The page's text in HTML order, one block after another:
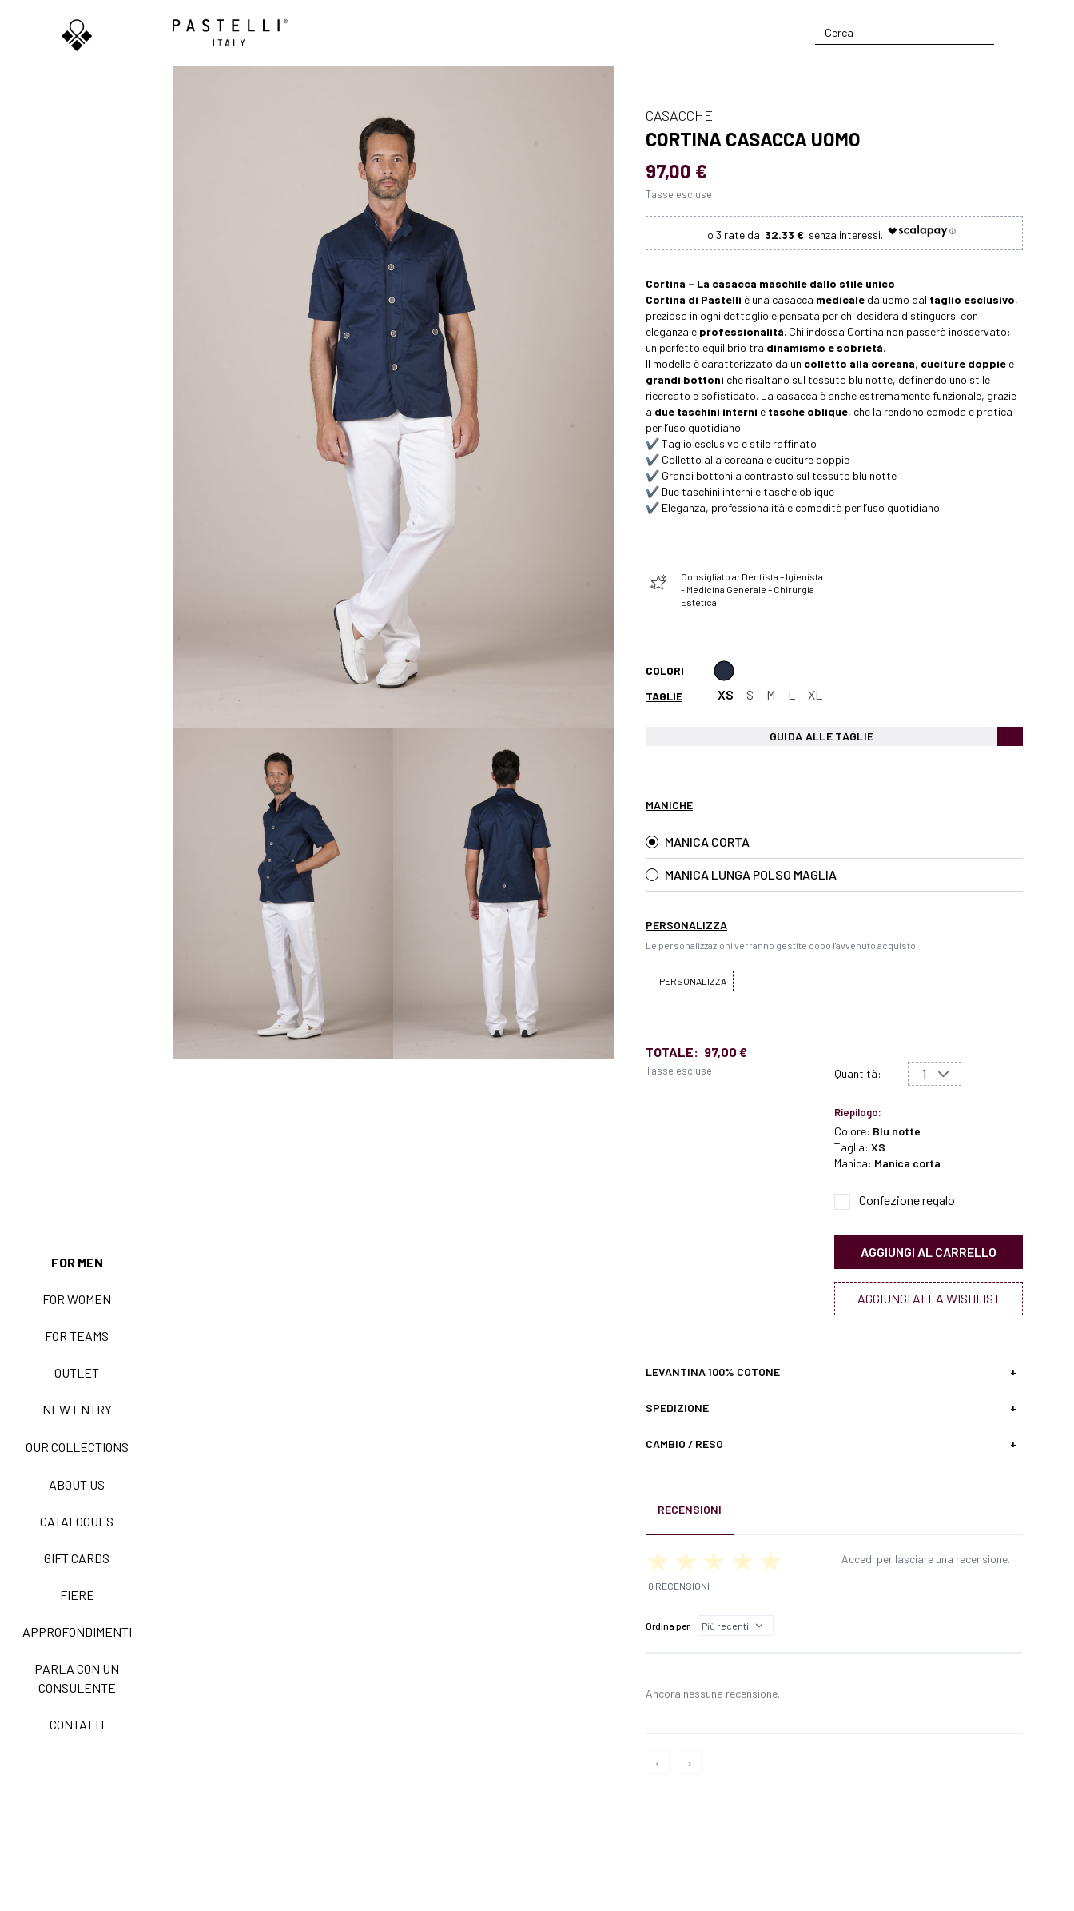
FOR MEN
FOR WOMEN
FOR TEAMS
OUTLET
NEW ENTRY
OUR COLLECTIONS
ABOUT US
CATALOGUES
GIFT CARDS
FIERE
APPROFONDIMENTI
PARLA CON UN
CONSULENTE
CONTATTI
NEW LIFE NO STIRO
TECNOSTRETCH EASY
CASACCHE
CORTINA CASACCA UOMO
97,00 €
Tasse escluse
32.33 €
Cortina – La casacca maschile dallo stile unico
Cortina di Pastelli è una casacca medicale da uomo dal taglio esclusivo,
preziosa in ogni dettaglio e pensata per chi desidera distinguersi con
eleganza e professionalità. Chi indossa Cortina non passerà inosservato:
un perfetto equilibrio tra dinamismo e sobrietà.
Il modello è caratterizzato da un colletto alla coreana, cuciture doppie e
grandi bottoni che risaltano sul tessuto blu notte, definendo uno stile
ricercato e sofisticato. La casacca è anche estremamente funzionale, grazie
a due taschini interni e tasche oblique, che la rendono comoda e pratica
per l’uso quotidiano.
✔️ Taglio esclusivo e stile raffinato
✔️ Colletto alla coreana e cuciture doppie
✔️ Grandi bottoni a contrasto sul tessuto blu notte
✔️ Due taschini interni e tasche oblique
✔️ Eleganza, professionalità e comodità per l’uso quotidiano
Consigliato a: Dentista – Igienista
- Medicina Generale – Chirurgia
Estetica
COLORI
TAGLIE
XS S M L XL
GUIDA ALLE TAGLIE
MANICHE
MANICA CORTA
MANICA LUNGA POLSO MAGLIA
PERSONALIZZA
Le personalizzazioni verranno gestite dopo l'avvenuto acquisto
PERSONALIZZA
TOTALE: 97,00 €
Tasse escluse Quantità:
Riepilogo:
Colore: Blu notte
Taglia: XS
Manica: Manica corta
Confezione regalo
AGGIUNGI AL CARRELLO
AGGIUNGI ALLA WISHLIST
LEVANTINA 100% COTONE +
SPEDIZIONE +
CAMBIO / RESO +
RECENSIONI
0 RECENSIONI
Accedi per lasciare una recensione.
Ordina per
Ancora nessuna recensione.
‹ ›